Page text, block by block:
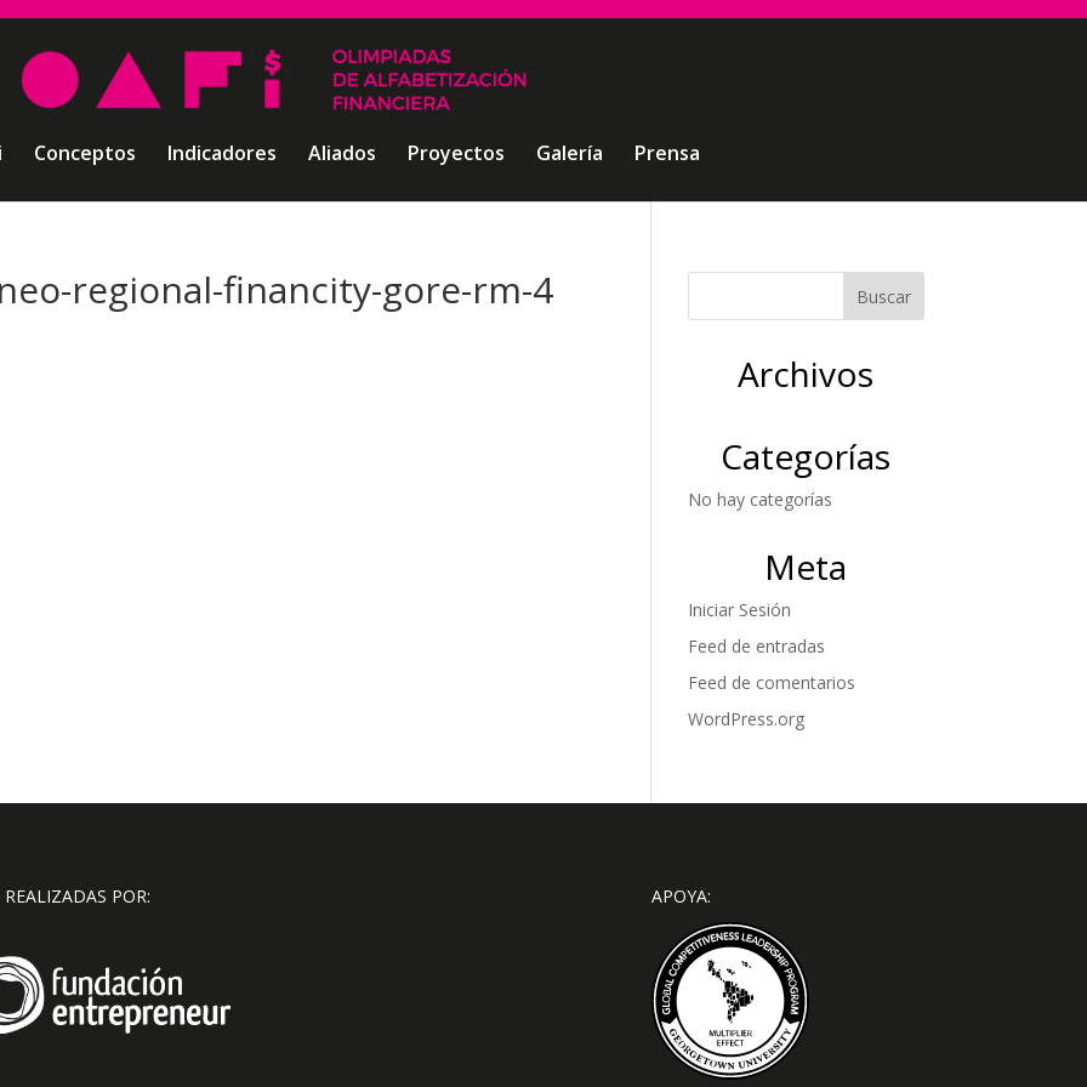
Conceptos Indicadores Aliados Proyectos Galería Prensa
regional-financity-gore-rm-4
Archivos
Categorías
No hay categorías
Meta
Iniciar Sesión
Feed de entradas
Feed de comentarios
WordPress.org
POR: APOYA: